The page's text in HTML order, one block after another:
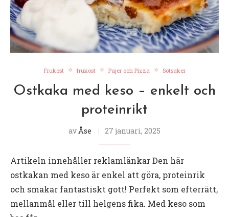
Frukost frukost Pajer och Pizza Sötsaker
Ostkaka med keso – enkelt och
proteinrikt
av Åse 27 januari, 2025
Artikeln innehåller reklamlänkar Den här
ostkakan med keso är enkel att göra, proteinrik
och smakar fantastiskt gott! Perfekt som efterrätt,
mellanmål eller till helgens fika. Med keso som